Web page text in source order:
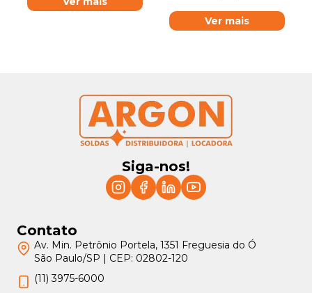
Ver mais
Siga-nos!
Contato
Av. Min. Petrônio Portela, 1351 Freguesia do Ó
São Paulo/SP | CEP: 02802-120
(11) 3975-6000